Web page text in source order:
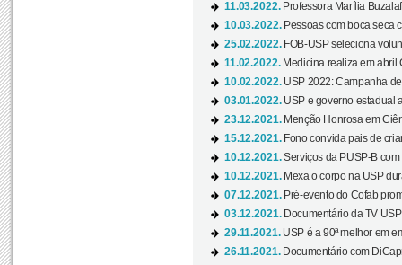
11.03.2022. Professora Marília
10.03.2022. Pessoas com boca seca
25.02.2022. FOB-USP seleciona
11.02.2022. Medicina realiza em abril
10.02.2022. USP 2022: Campanha
03.01.2022. USP e governo estadual
23.12.2021. Menção Honrosa em
15.12.2021. Fono convida pais de
10.12.2021.Serviços da PUSP-B
10.12.2021. Mexa o corpo na USP
07.12.2021. Pré-evento do Cofab
03.12.2021. Documentário da TV
29.11.2021. USP é a 90ª melhor em
26.11.2021. Documentário com